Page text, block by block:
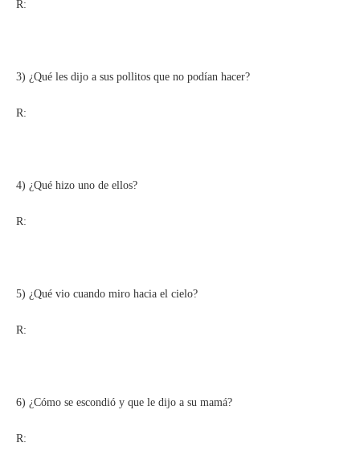
R:
3) ¿Qué les dijo a sus pollitos que no podían hacer?
R:
4) ¿Qué hizo uno de ellos?
R:
5) ¿Qué vio cuando miro hacia el cielo?
R:
6) ¿Cómo se escondió y que le dijo a su mamá?
R: